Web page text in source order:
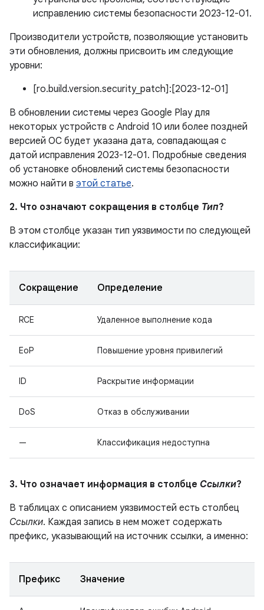
исправлению системы безопасности 2023-12-01.
Производители устройств, позволяющие установить
эти обновления, должны присвоить им следующие
уровни:
[ro.build.version.security_patch]:[2023-12-01]
В обновлении системы через Google Play для
некоторых устройств с Android 10 или более поздней
версией ОС будет указана дата, совпадающая с
датой исправления 2023-12-01. Подробные сведения
об установке обновлений системы безопасности
можно найти в этой статье.
2. Что означают сокращения в столбце Тип?
В этом столбце указан тип уязвимости по следующей
классификации:
Сокращение Определение
RCE Удаленное выполнение кода
EoP Повышение уровня привилегий
ID Раскрытие информации
DoS Отказ в обслуживании
— Классификация недоступна
3. Что означает информация в столбце Ссылки?
В таблицах с описанием уязвимостей есть столбец
Ссылки. Каждая запись в нем может содержать
префикс, указывающий на источник ссылки, а именно:
Префикс Значение